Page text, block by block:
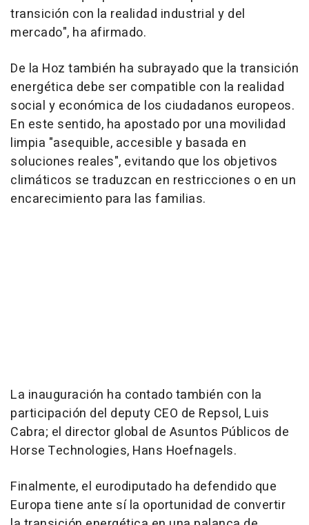
transición con la realidad industrial y del
mercado", ha afirmado.
De la Hoz también ha subrayado que la transición
energética debe ser compatible con la realidad
social y económica de los ciudadanos europeos.
En este sentido, ha apostado por una movilidad
limpia "asequible, accesible y basada en
soluciones reales", evitando que los objetivos
climáticos se traduzcan en restricciones o en un
encarecimiento para las familias.
La inauguración ha contado también con la
participación del deputy CEO de Repsol, Luis
Cabra; el director global de Asuntos Públicos de
Horse Technologies, Hans Hoefnagels.
Finalmente, el eurodiputado ha defendido que
Europa tiene ante sí la oportunidad de convertir